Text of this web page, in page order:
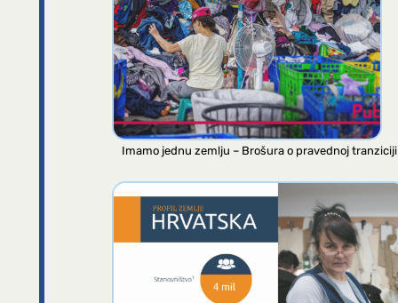
Imamo jednu zemlju – Brošura o pravednoj tranziciji